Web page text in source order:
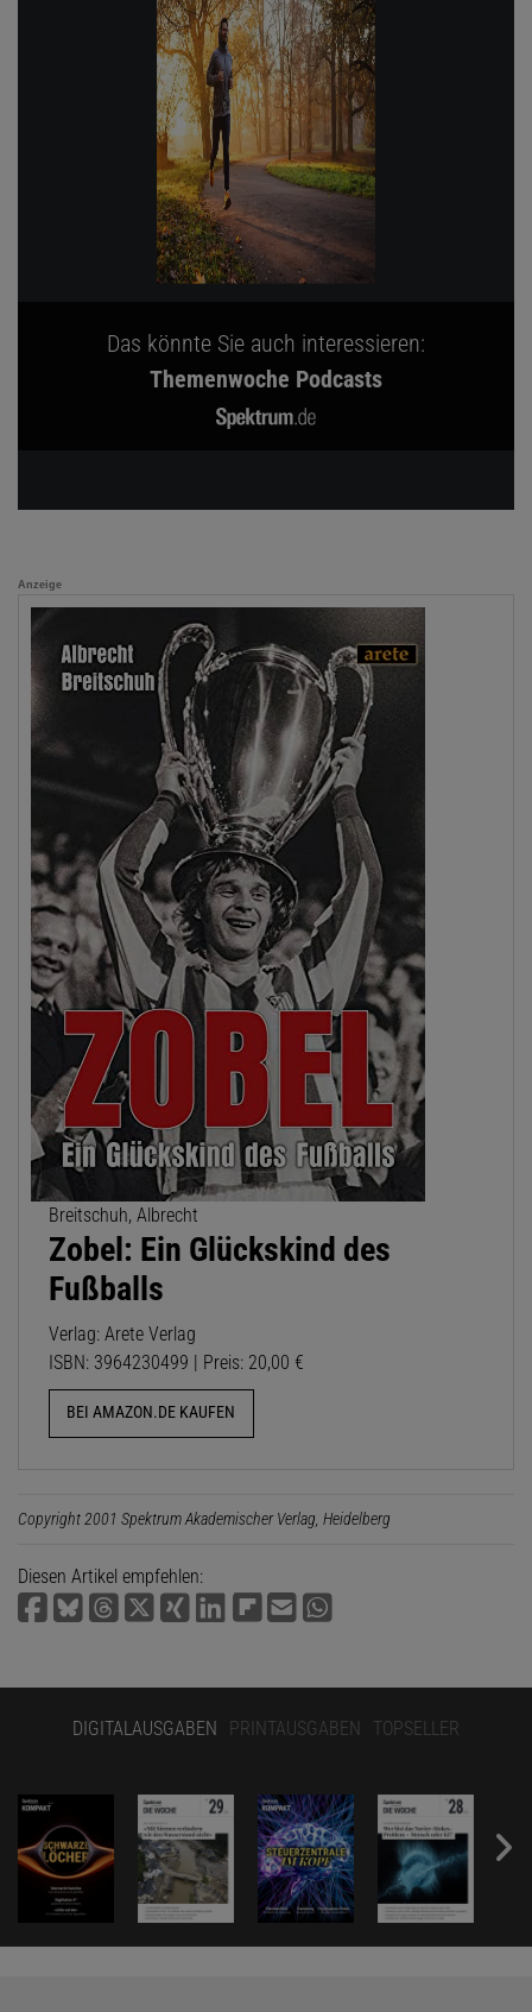
Das könnte Sie auch interessieren:
Themenwoche Podcasts
Anzeige
Breitschuh, Albrecht
Zobel: Ein Glückskind des
Fußballs
Verlag: Arete Verlag
ISBN: 3964230499 | Preis: 20,00 €
BEI AMAZON.DE KAUFEN
Copyright 2001 Spektrum Akademischer Verlag, Heidelberg
Diesen Artikel empfehlen:
DIGITALAUSGABEN PRINTAUSGABEN TOPSELLER